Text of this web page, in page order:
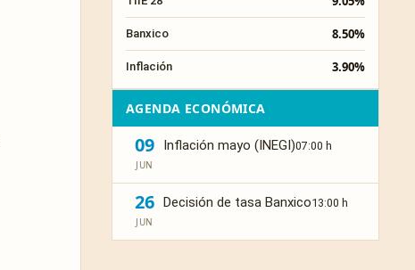
Banxico 8.50%
Inflación 3.90%
AGENDA ECONÓMICA
09
JUN
Inflación mayo (INEGI)07:00 h
26
JUN
Decisión de tasa Banxico13:00 h